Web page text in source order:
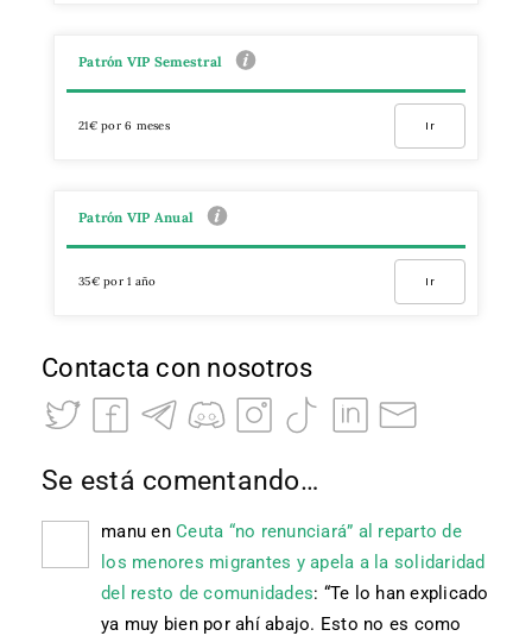
Patrón VIP Semestral
21€ por 6 meses Ir
Patrón VIP Anual
35€ por 1 año Ir
Contacta con nosotros
Se está comentando…
manu en Ceuta “no renunciará” al reparto de
los menores migrantes y apela a la solidaridad
del resto de comunidades: “Te lo han explicado
ya muy bien por ahí abajo. Esto no es como